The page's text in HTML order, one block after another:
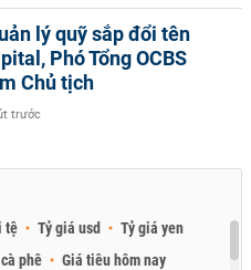
lý quỹ sắp đổi tên
Phó Tổng OCBS
Chủ tịch
trước
tệ Tỷ giá usd
Tỷ giá yen
phê
Giá tiêu hôm nay